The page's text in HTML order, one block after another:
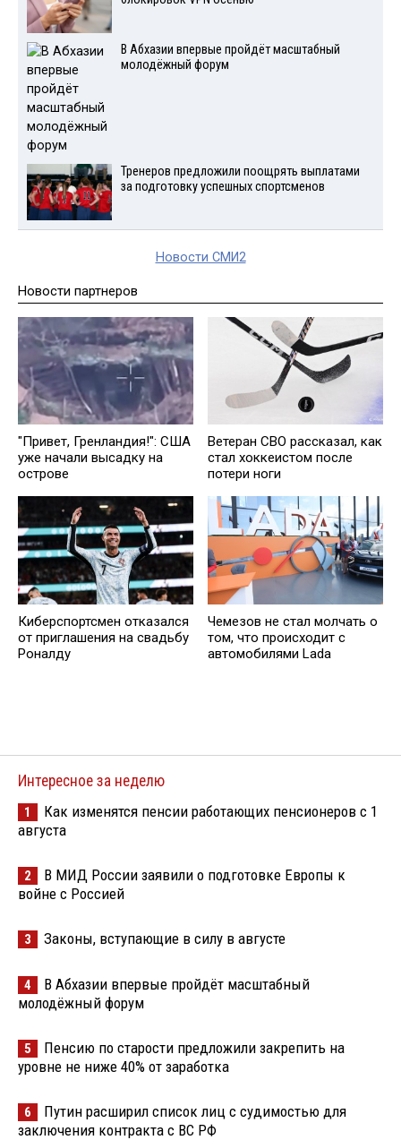
В Абхазии впервые пройдёт масштабный
молодёжный форум
Тренеров предложили поощрять выплатами
за подготовку успешных спортсменов
Новости СМИ2
Новости партнеров
"Привет, Гренландия!": США
уже начали высадку на
острове
Ветеран СВО рассказал, как
стал хоккеистом после
потери ноги
Киберспортсмен отказался
от приглашения на свадьбу
Роналду
Чемезов не стал молчать о
том, что происходит с
автомобилями Lada
Интересное за неделю
1
Как изменятся пенсии работающих пенсионеров с 1
августа
2
В МИД России заявили о подготовке Европы к
войне с Россией
3 Законы, вступающие в силу в августе
4
В Абхазии впервые пройдёт масштабный
молодёжный форум
5
Пенсию по старости предложили закрепить на
уровне не ниже 40% от заработка
6
Путин расширил список лиц с судимостью для
заключения контракта с ВС РФ